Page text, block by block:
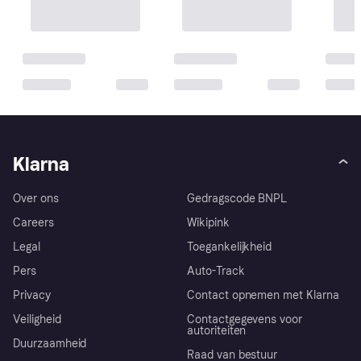
Klarna
Over ons
Careers
Legal
Pers
Privacy
Veiligheid
Duurzaamheid
Gedragscode BNPL
Wikipink
Toegankelijkheid
Auto-Track
Contact opnemen met Klarna
Contactgegevens voor
autoriteiten
Raad van bestuur